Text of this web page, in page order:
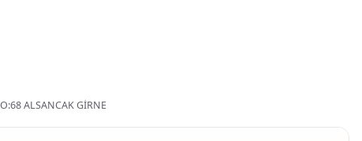
ALSANCAK GİRNE